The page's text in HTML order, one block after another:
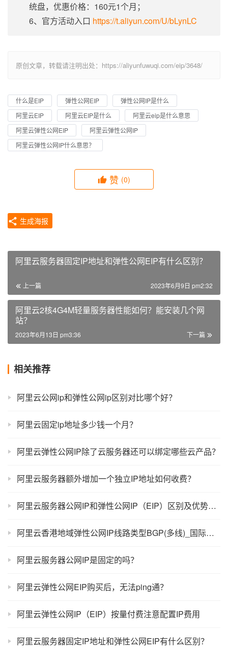
统盘，优惠价格：160元1个月；
6、官方活动入口 https://t.aliyun.com/U/bLynLC
原创文章，转载请注明出处：https://aliyunfuwuqi.com/eip/3648/
什么是EIP 弹性公网EIP
弹性公网IP是什么
阿里云EIP
阿里云EIP是什么
阿里云eip是什么意思
阿里云弹性公网EIP
阿里云弹性公网IP
阿里云弹性公网IP什么意思？
赞 (0)
生成海报
阿里云服务器固定IP地址和弹性公网EIP有什么区别？
上一篇 2023年6月9日 pm2:32
阿里云2核4G4M轻量服务器性能如何？能安装几个网
站？
下一篇
2023年6月13日 pm3:36
相关推荐
阿里云公网ip和弹性公网ip区别对比哪个好？
阿里云固定ip地址多少钱一个月？
阿里云弹性公网IP除了云服务器还可以绑定哪些云产品？
阿里云服务器额外增加一个独立IP地址如何收费？
阿里云服务器公网IP和弹性公网IP（EIP）区别及优势对比
阿里云香港地域弹性公网IP线路类型BGP(多线)_国际和BGP(多线)的区别
阿里云服务器公网IP是固定的吗？
阿里云弹性公网EIP购买后，无法ping通？
阿里云弹性公网IP（EIP）按量付费注意配置IP费用
阿里云服务器固定IP地址和弹性公网EIP有什么区别？